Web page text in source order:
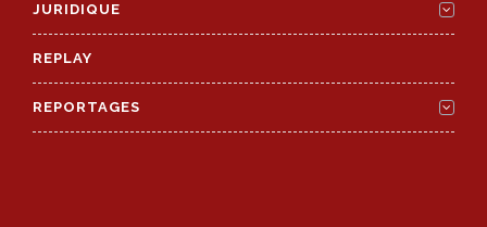
JURIDIQUE
REPLAY
REPORTAGES